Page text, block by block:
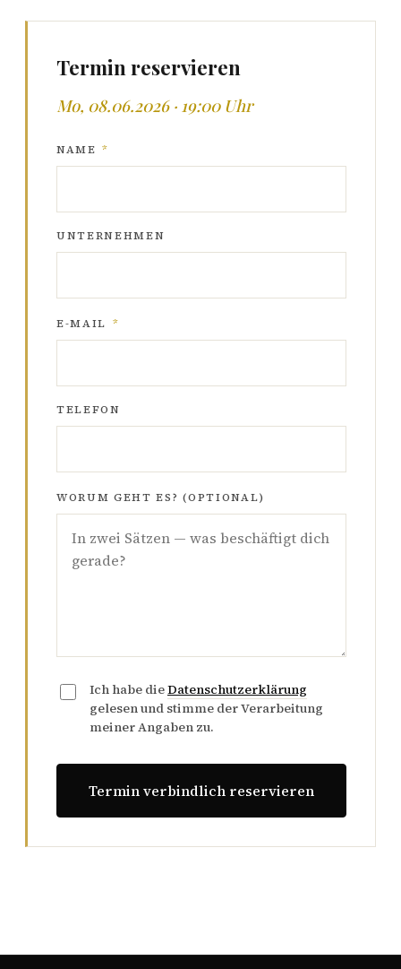
Termin reservieren
Mo, 08.06.2026 · 19:00 Uhr
NAME *
UNTERNEHMEN
E-MAIL *
TELEFON
WORUM GEHT ES? (OPTIONAL)
Ich habe dieDatenschutzerklärung
gelesen und stimme der Verarbeitung
meiner Angaben zu.
Termin verbindlich reservieren